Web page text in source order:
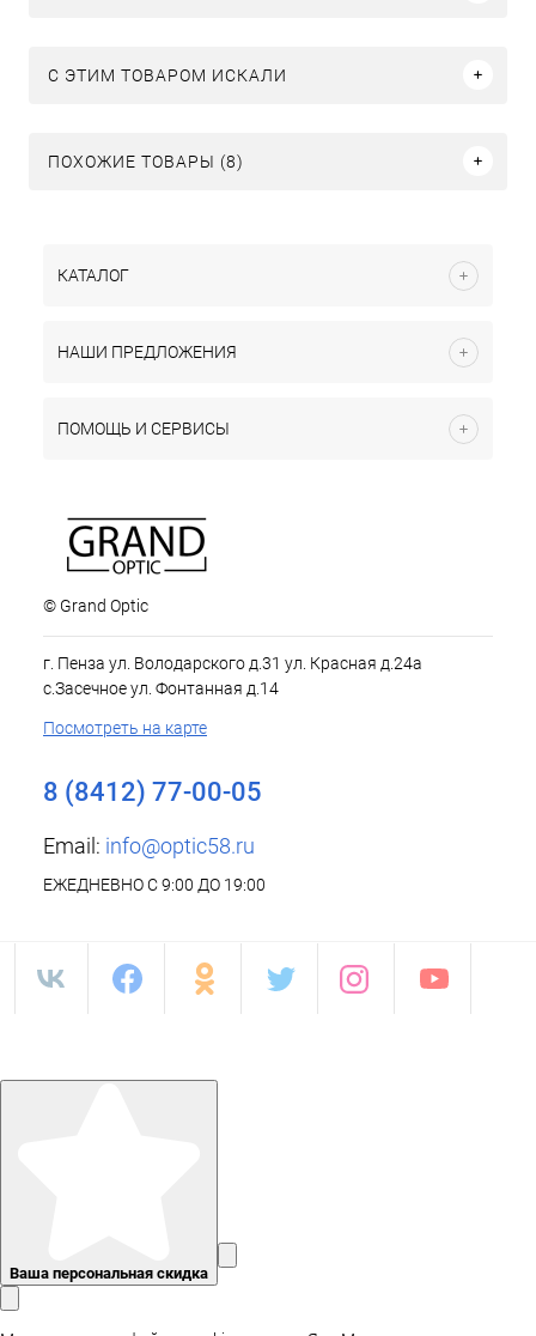
C ЭТИМ ТОВАРОМ ИСКАЛИ
ПОХОЖИЕ ТОВАРЫ (8)
КАТАЛОГ
НАШИ ПРЕДЛОЖЕНИЯ
ПОМОЩЬ И СЕРВИСЫ
© Grand Optic
г. Пенза ул. Володарского д.31 ул. Красная д.24а
с.Засечное ул. Фонтанная д.14
Посмотреть на карте
8 (8412) 77-00-05
Email: info@optic58.ru
ЕЖЕДНЕВНО С 9:00 ДО 19:00
Ваша персональная скидка